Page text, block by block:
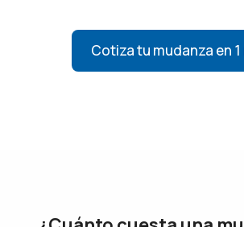
Cotiza tu mudanza en 1